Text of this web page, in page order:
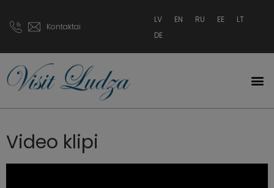
Kontaktai
LV EN RU EE
LT
DE
Video klipi